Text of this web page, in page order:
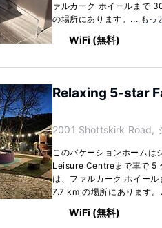
ァルカーク ホイールまで
の場所にあります。... もっ
WiFi (無料)
Relaxing 5-star
2001 Shottskirk Road,
このバケーションホームは
Leisure Centreまで車で 5
は、ファルカーク ホイー
7.7 km の場所にあります。
WiFi (無料)